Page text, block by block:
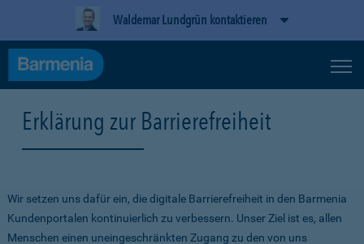
Waldemar Lundgrün kontaktieren
Erklärung zur Barrierefreiheit
Wir setzen uns dafür ein, die digitale Barrierefreiheit in den Barmenia
Kundenportalen kontinuierlich zu verbessern. Unser Ziel ist es, allen
Menschen einen uneingeschränkten Zugang zu den von uns